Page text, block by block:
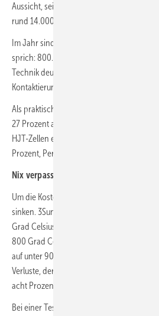
Aussicht, seit 2011 Forschungschef und
rund 14.000 Solarmodule aus dem Werk.
Im Jahr sind es fünf Millionen Module, mit
sprich: 800.000 Zellen pro Tag. „Wir
Technik deutlich verbessert,
Kontaktierung“, sagt Gerardi.
Als praktisches Limit für den Wirkungsgrad
27 Prozent an, aus der Massenfertigung 25
HJT-Zellen eine höhere Bifazialität von bis
Prozent, Perc: 70 Prozent).
Nix verpassen:
Um die Kosten zu senken, muss vor allem
sinken. 3Sun kann Heterojunction-Zellen
Grad Celsius herstellen. Perc- oder
800 Grad Celsius. Zudem ist es gelungen,
auf unter 90 Mikrometer abzuspecken.
Verluste, der Ertrag gegenüber Perc-Zellen
acht Prozent.
Bei einer Testanlage in der sehr heißen